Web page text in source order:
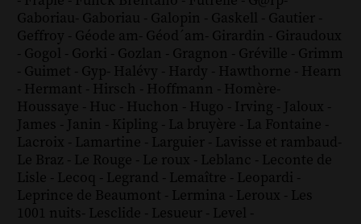
Gaboriau- Gaboriau - Galopin - Gaskell - Gautier -
Geffroy - Géode am- Géod´am- Girardin - Giraudoux
- Gogol - Gorki - Gozlan - Gragnon - Gréville - Grimm
- Guimet - Gyp- Halévy - Hardy - Hawthorne - Hearn
- Hermant - Hirsch - Hoffmann - Homère-
Houssaye - Huc - Huchon - Hugo - Irving - Jaloux -
James - Janin - Kipling - La bruyère - La Fontaine -
Lacroix - Lamartine - Larguier - Lavisse et rambaud-
Le Braz - Le Rouge - Le roux - Leblanc - Leconte de
Lisle - Lecoq - Legrand - Lemaître - Leopardi -
Leprince de Beaumont - Lermina - Leroux - Les
1001 nuits- Lesclide - Lesueur - Level -